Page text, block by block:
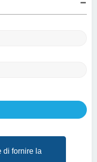
di fornire la